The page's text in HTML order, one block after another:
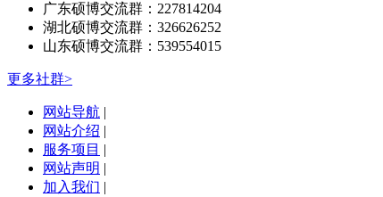
广东硕博交流群：227814204
湖北硕博交流群：326626252
山东硕博交流群：539554015
更多社群>
网站导航 |
网站介绍 |
服务项目 |
网站声明 |
加入我们 |